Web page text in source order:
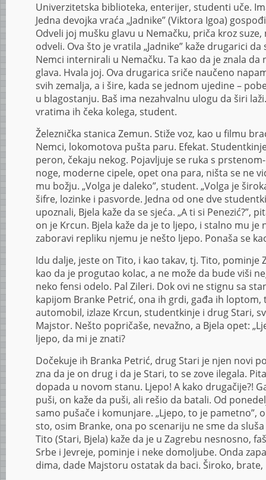
Univerzitetska biblioteka, enterijer, studenti uče.
Jedna devojka vraća „Jadnike” (Viktora Igoa)
Odveli joj mušku glavu u Nemačku, priča kroz
odveli. Ova što je vratila „Jadnike” kaže drugarici
Nemci internirali u Nemačku. Ta kao da je znala da
glava. Hvala joj. Ova drugarica sriče naučeno
svih zemalja, a i šire, kada se jednom ujedine –
u blagostanju. Baš ima nezahvalnu ulogu da širi
vratima ih čeka kolega, student.
Železnička stanica Zemun. Stiže voz, kao u filmu
Nemci, lokomotova pušta paru. Efekat.
peron, čekaju nekog. Pojavljuje se ruka s
noge, moderne cipele, opet ona para, ništa se ne
mu božju. „Volga je daleko”, student. „Volga je
šifre, lozinke i pasvorde. Jedna od one dve
upoznali, Bjela kaže da se sjeća. „A ti si Penezić?”,
on je Krcun. Bjela kaže da je to ljepo, i stalno mu je
zaboravi repliku njemu je nešto ljepo. Ponaša se
Idu dalje, jeste on Tito, i kao takav, tj. Tito, pominje
kao da je progutao kolac, a ne može da bude viši
neko fensi odelo. Pal Zileri. Dok ovi ne stignu sa
kapijom Branke Petrić, ona ih grdi, gađa ih loptom,
automobil, izlaze Krcun, studentkinje i drug Stari,
Majstor. Nešto popričaše, nevažno, a Bjela opet:
ljepo, da mi je znati?
Dočekuje ih Branka Petrić, drug Stari je njen novi
zna da je on drug i da je Stari, to se zove ilegala.
dopada u novom stanu. Ljepo! A kako drugačije?!
puši, on kaže da puši, ali rešio da batali. Od
samo pušače i komunjare. „Ljepo, to je pametno”,
sto, osim Branke, ona po scenariju ne sme da
Tito (Stari, Bjela) kaže da je u Zagrebu nesnosno,
Srbe i Jevreje, pominje i neke domoljube. Onda
dima, dade Majstoru ostatak da baci. Široko, brate,